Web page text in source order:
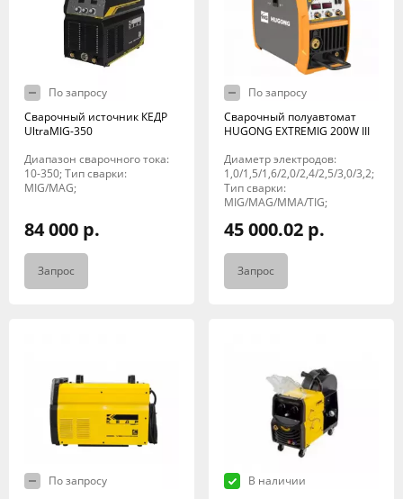
По запросу
Сварочный источник КЕДР
UltraMIG-350
Диапазон сварочного тока:
10-350; Тип сварки:
MIG/MAG;
84 000 р.
Запрос
По запросу
Сварочный полуавтомат
HUGONG EXTREMIG 200W III
Диаметр электродов:
1,0/1,5/1,6/2,0/2,4/2,5/3,0/3,2;
Тип сварки:
MIG/MAG/MMA/TIG;
45 000.02 р.
Запрос
По запросу
В наличии